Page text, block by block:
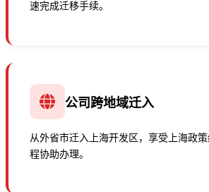
速完成迁移手续。
公司跨地域迁入
从外省市迁入上海开发区，享受上海政
程协助办理。